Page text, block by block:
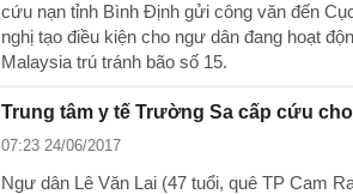
cứu nạn tỉnh Bình Định gửi công văn đến
nghị tạo điều kiện cho ngư dân đang hoạt
Malaysia trú tránh bão số 15.
Trung tâm y tế Trường Sa cấp cứu
07:23 24/06/2017
Ngư dân Lê Văn Lai (47 tuổi, quê TP Cam